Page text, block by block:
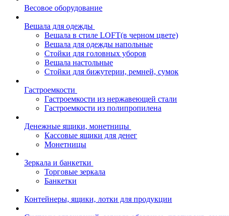
Весовое оборудование
Вешала для одежды
Вешала в стиле LOFT(в черном цвете)
Вешала для одежды напольные
Стойки для головных уборов
Вешала настольные
Cтойки для бижутерии, ремней, сумок
Гастроемкости
Гастроемкости из нержавеющей стали
Гастроемкости из полипропилена
Денежные ящики, монетницы
Кассовые ящики для денег
Монетницы
Зеркала и банкетки
Торговые зеркала
Банкетки
Контейнеры, ящики, лотки для продукции